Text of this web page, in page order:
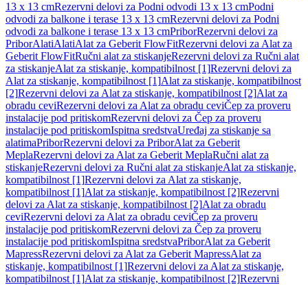
13 x 13 cmRezervni delovi za Podni odvodi 13 x 13 cmPodni
odvodi za balkone i terase 13 x 13 cmRezervni delovi za Podni
odvodi za balkone i terase 13 x 13 cmPriborRezervni delovi za
PriborAlatiAlatiAlat za Geberit FlowFitRezervni delovi za Alat za
Geberit FlowFitRučni alat za stiskanjeRezervni delovi za Ručni alat
za stiskanjeAlat za stiskanje, kompatibilnost [1]Rezervni delovi za
Alat za stiskanje, kompatibilnost [1]Alat za stiskanje, kompatibilnost
[2]Rezervni delovi za Alat za stiskanje, kompatibilnost [2]Alat za
obradu ceviRezervni delovi za Alat za obradu ceviČep za proveru
instalacije pod pritiskomRezervni delovi za Čep za proveru
instalacije pod pritiskomIspitna sredstvaUređaj za stiskanje sa
alatimaPriborRezervni delovi za PriborAlat za Geberit
MeplaRezervni delovi za Alat za Geberit MeplaRučni alat za
stiskanjeRezervni delovi za Ručni alat za stiskanjeAlat za stiskanje,
kompatibilnost [1]Rezervni delovi za Alat za stiskanje,
kompatibilnost [1]Alat za stiskanje, kompatibilnost [2]Rezervni
delovi za Alat za stiskanje, kompatibilnost [2]Alat za obradu
ceviRezervni delovi za Alat za obradu ceviČep za proveru
instalacije pod pritiskomRezervni delovi za Čep za proveru
instalacije pod pritiskomIspitna sredstvaPriborAlat za Geberit
MapressRezervni delovi za Alat za Geberit MapressAlat za
stiskanje, kompatibilnost [1]Rezervni delovi za Alat za stiskanje,
kompatibilnost [1]Alat za stiskanje, kompatibilnost [2]Rezervni